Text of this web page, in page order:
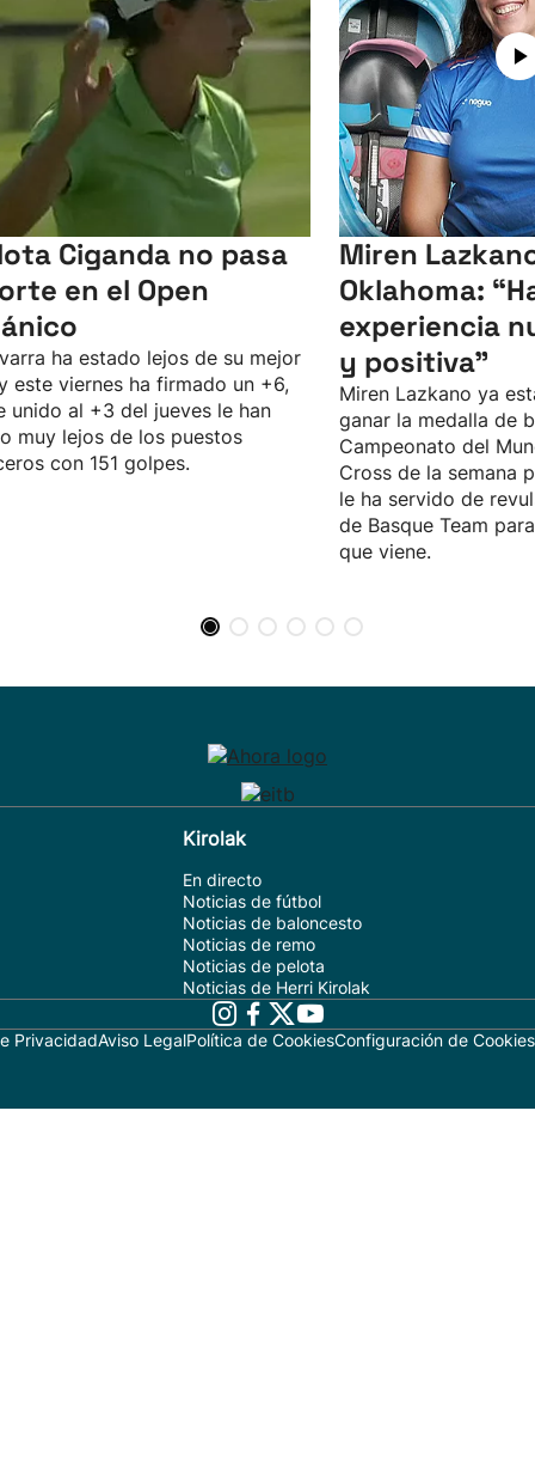
Ciganda no pasa
en el Open
ha estado lejos de su mejor
este viernes ha firmado un +6,
unido al +3 del jueves le han
muy lejos de los puestos
con 151 golpes.
Miren
Oklahoma:
experiencia
y positiva"
Miren Lazkano ya
ganar la medalla de
Campeonato del
Cross de la semana
le ha servido de
de Basque Team
que viene.
Kirolak
En directo
Noticias de fútbol
Noticias de baloncesto
Noticias de remo
Noticias de pelota
Noticias de Herri Kirolak
PrivacidadAviso LegalPolítica de CookiesConfiguración de Cookies